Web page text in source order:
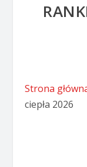
Strona
ciepła 2026